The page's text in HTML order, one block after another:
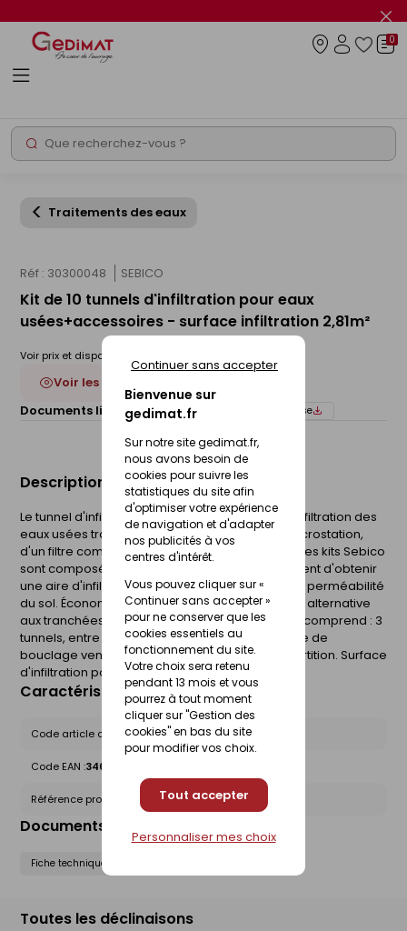
Bienvenue sur
gedimat.fr
Sur notre site gedimat.fr,
nous avons besoin de
cookies pour suivre les
statistiques du site afin
d'optimiser votre expérience
de navigation et d'adapter
nos publicités à vos
centres d'intérêt.
Vous pouvez cliquer sur «
Continuer sans accepter »
pour ne conserver que les
cookies essentiels au
fonctionnement du site.
Votre choix sera retenu
pendant 13 mois et vous
pourrez à tout moment
cliquer sur "Gestion des
cookies" en bas du site
pour modifier vos choix.
Tout accepter
Continuer sans accepter
Personnaliser mes choix
le
info
Rechercher
0
Traitements des eaux
Réf : 30300048 SEBICO
Kit de 10 tunnels d'infiltration pour eaux
usées+accessoires - surface infiltration 2,81m²
Voir prix et disponibilité en magasin
Voir les 3 déclinaisons
Documents liés :
Fiche technique Notice de pose
Description du produit
Le tunnel d'infiltration permet la distribution et l'infiltration des
eaux usées traitées. Il s'installe en aval d'une microstation,
d'un filtre compact ou d'un filtre à sable drainé. Les kits Sebico
sont composés de plusieurs tunnels, ils permettent d'obtenir
une aire d'infiltration optimisée en fonction de la perméabilité
du sol. Économiques et performants, ils sont une alternative
aux tranchées d'infiltration traditionnelles. Ce kit comprend : 3
tunnels, entre 2 à 4 bouchons, 1 géotextile, 1 boîte de
bouclage ventilée et 1 rehausse, 1 boîte de répartition. Surface
d'infiltration pour ce kit de 3 tunnels : 2,81m².
Caractéristiques du produit
Code article chez le fournisseur :KTUNEU3
Code EAN :3463900061811
Référence produit nationale Gedimat :30300048
Documents liés
Fiche technique
Toutes les déclinaisons